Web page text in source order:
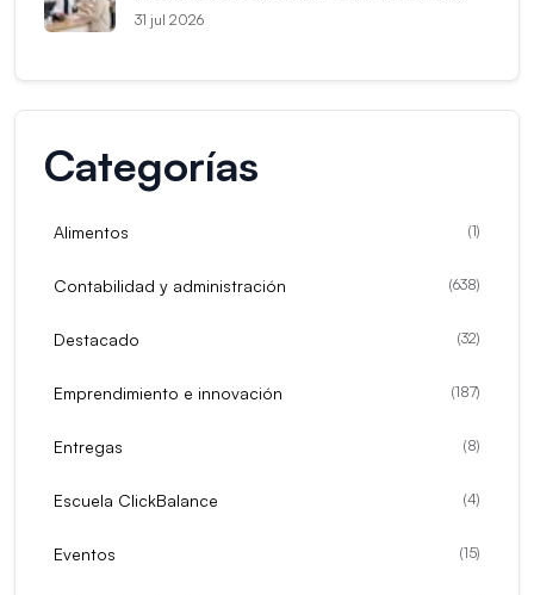
31 jul 2026
Categorías
Alimentos (1)
Contabilidad y administración (638)
Destacado (32)
Emprendimiento e innovación (187)
Entregas (8)
Escuela ClickBalance (4)
Eventos (15)